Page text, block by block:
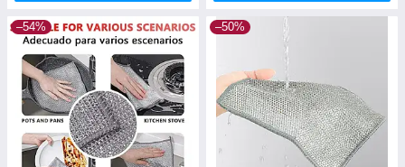
–54% –50%